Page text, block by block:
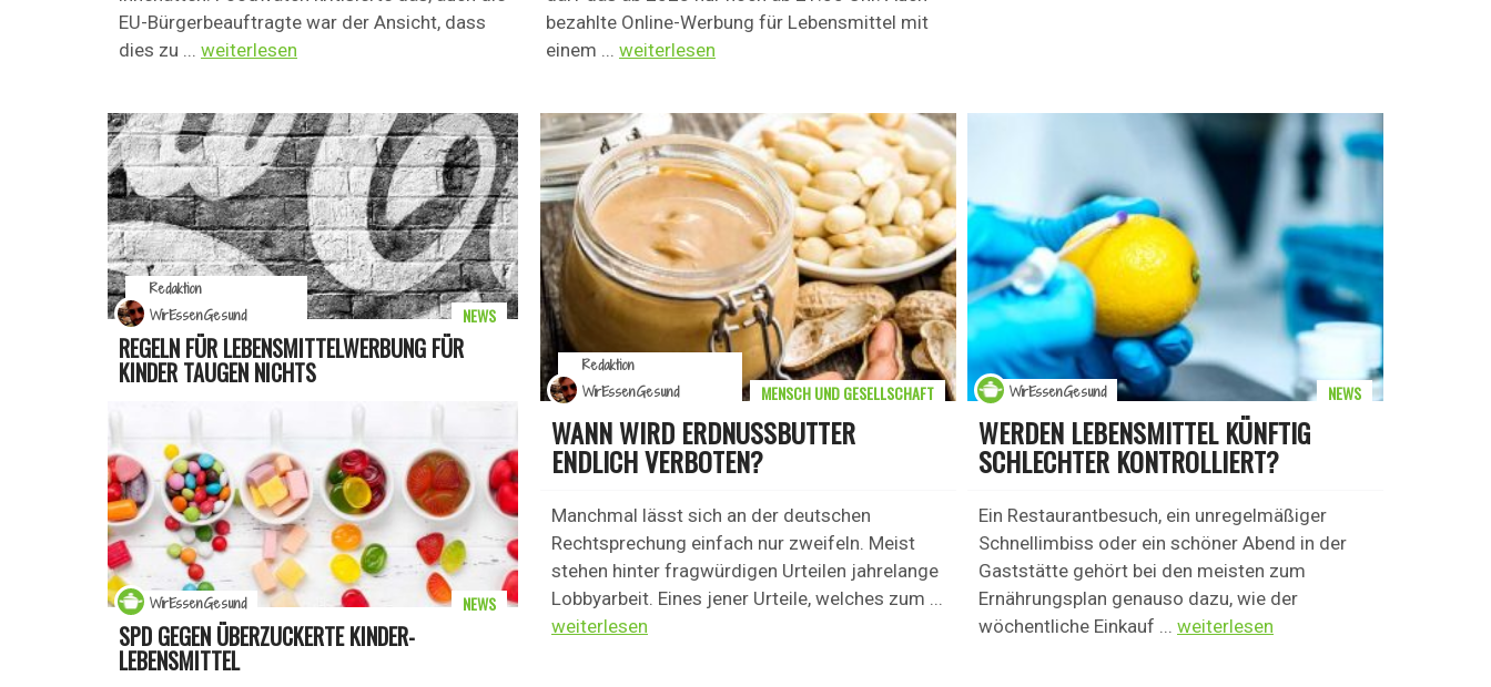
EU-Bürgerbeauftragte war der Ansicht, dass
dies zu ... weiterlesen
bezahlte Online-Werbung für Lebensmittel mit
einem ... weiterlesen
REGELN FÜR LEBENSMITTELWERBUNG FÜR
KINDER TAUGEN NICHTS
NEWS
Redaktion
WirEssenGesund
SPD GEGEN ÜBERZUCKERTE KINDER-
LEBENSMITTEL
NEWS
WirEssenGesund
WANN WIRD ERDNUSSBUTTER
ENDLICH VERBOTEN?
Manchmal lässt sich an der deutschen
Rechtsprechung einfach nur zweifeln. Meist
stehen hinter fragwürdigen Urteilen jahrelange
Lobbyarbeit. Eines jener Urteile, welches zum ...
weiterlesen
MENSCH UND GESELLSCHAFT
Redaktion
WirEssenGesund
WERDEN LEBENSMITTEL KÜNFTIG
SCHLECHTER KONTROLLIERT?
Ein Restaurantbesuch, ein unregelmäßiger
Schnellimbiss oder ein schöner Abend in der
Gaststätte gehört bei den meisten zum
Ernährungsplan genauso dazu, wie der
wöchentliche Einkauf ... weiterlesen
NEWS
WirEssenGesund